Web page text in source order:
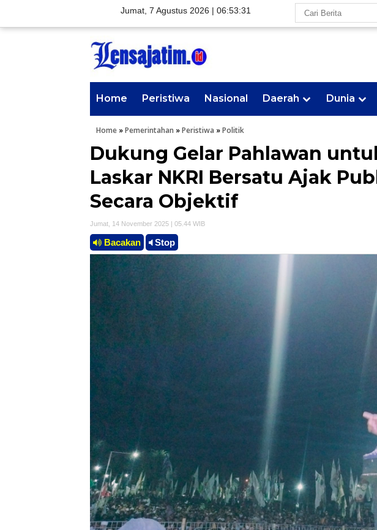
Jumat, 7 Agustus 2026 | 06:53:32
Home Peristiwa Nasional Daerah Dunia
Home »Pemerintahan »Peristiwa »Politik
Dukung Gelar Pahlawan
Laskar NKRI Bersatu Ajak
Secara Objektif
Jumat, 14 November 2025 | 05.44 WIB
Bacakan Stop